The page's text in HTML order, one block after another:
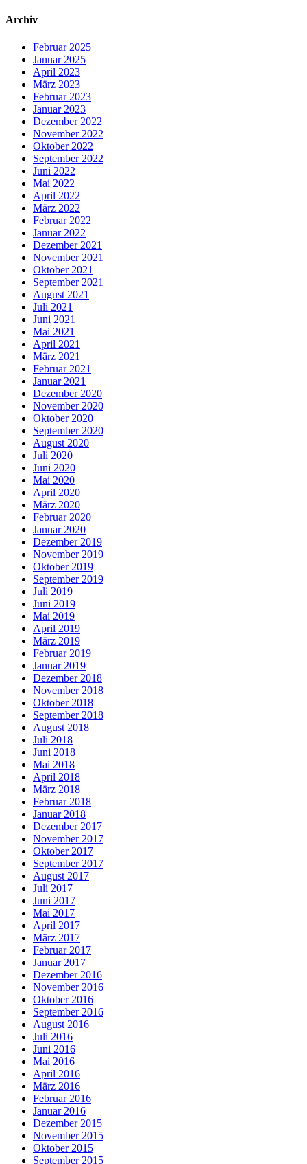
Archiv
Februar 2025
Januar 2025
April 2023
März 2023
Februar 2023
Januar 2023
Dezember 2022
November 2022
Oktober 2022
September 2022
Juni 2022
Mai 2022
April 2022
März 2022
Februar 2022
Januar 2022
Dezember 2021
November 2021
Oktober 2021
September 2021
August 2021
Juli 2021
Juni 2021
Mai 2021
April 2021
März 2021
Februar 2021
Januar 2021
Dezember 2020
November 2020
Oktober 2020
September 2020
August 2020
Juli 2020
Juni 2020
Mai 2020
April 2020
März 2020
Februar 2020
Januar 2020
Dezember 2019
November 2019
Oktober 2019
September 2019
Juli 2019
Juni 2019
Mai 2019
April 2019
März 2019
Februar 2019
Januar 2019
Dezember 2018
November 2018
Oktober 2018
September 2018
August 2018
Juli 2018
Juni 2018
Mai 2018
April 2018
März 2018
Februar 2018
Januar 2018
Dezember 2017
November 2017
Oktober 2017
September 2017
August 2017
Juli 2017
Juni 2017
Mai 2017
April 2017
März 2017
Februar 2017
Januar 2017
Dezember 2016
November 2016
Oktober 2016
September 2016
August 2016
Juli 2016
Juni 2016
Mai 2016
April 2016
März 2016
Februar 2016
Januar 2016
Dezember 2015
November 2015
Oktober 2015
September 2015